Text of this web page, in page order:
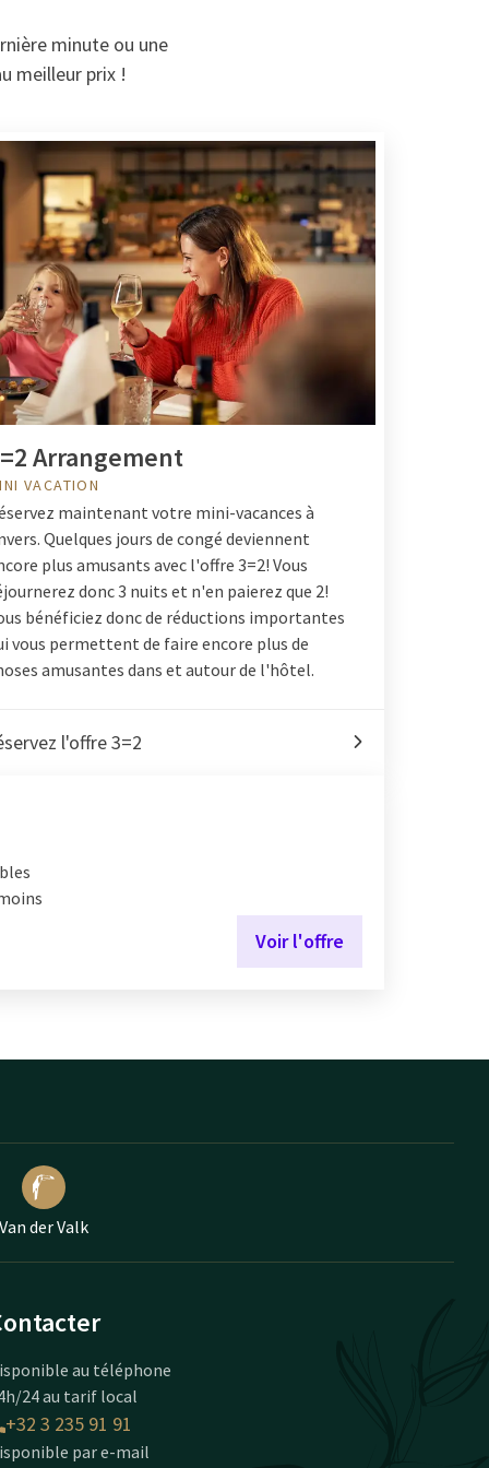
minute ou une
meilleur prix !
Arrangement
VACATION
maintenant votre mini-vacances à
Quelques jours de congé deviennent
plus amusants avec l'offre 3=2! Vous
donc 3 nuits et n'en paierez que 2!
bénéficiez donc de réductions importantes
vous permettent de faire encore plus de
amusantes dans et autour de l'hôtel.
l'offre 3=2
Voir l'offre
Van der Valk
au téléphone
24 au tarif local
+32 3 235 91 91
par e-mail